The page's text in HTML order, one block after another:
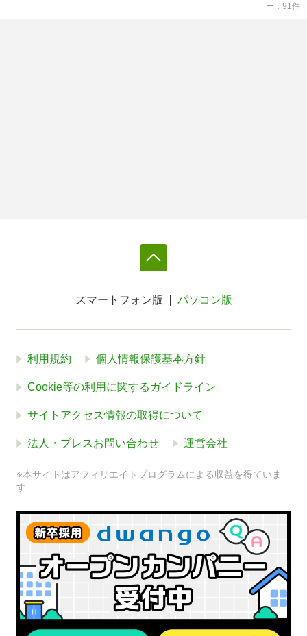
ー
91件
スマートフォン版 パソコン版
利用規約 個人情報保護基本方針
Cookie等の利用に関するガイドライン
サイトアクセス情報の取得について
法人・プレスお問い合わせ 運営会社
※本サイトはアフィリエイトプログラムによる収益を得ていま
す